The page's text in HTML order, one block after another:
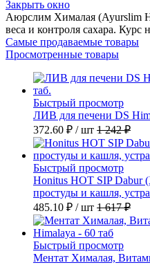
Закрыть окно
Аюрслим Хималая (Ayurslim
веса и контроля сахара. Курс
Самые продаваемые товары
Просмотренные товары
Быстрый просмотр
ЛИВ для печени DS
372.60 ₽ / шт 1 242 ₽
Быстрый просмотр
Honitus HOT SIP Dabur
простуды и кашля,
485.10 ₽ / шт 1 617 ₽
Быстрый просмотр
Ментат Хималая,